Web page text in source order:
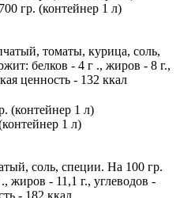
гр. (контейнер 1 л)
томаты, курица, соль,
белков - 4 г ., жиров - 8 г.,
ценность - 132 ккал
1 л)
соль, специи. На 100 гр.
жиров - 11,1 г., углеводов -
- 182 ккал